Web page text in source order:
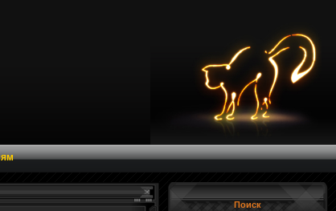
Поиск